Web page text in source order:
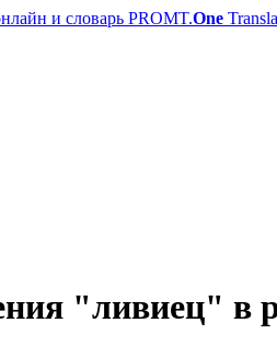
PROMT.One
"ливиец" в